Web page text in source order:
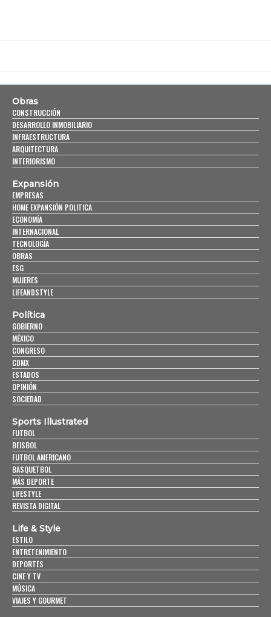
Obras
CONSTRUCCIÓN
DESARROLLO INMOBILIARIO
INFRAESTRUCTURA
ARQUITECTURA
INTERIORISMO
Expansión
EMPRESAS
HOME EXPANSIÓN POLITICA
ECONOMÍA
INTERNACIONAL
TECNOLOGÍA
OBRAS
ESG
MUJERES
LIFEANDSTYLE
Política
GOBIERNO
MÉXICO
CONGRESO
CDMX
ESTADOS
OPINIÓN
SOCIEDAD
Sports Illustrated
FUTBOL
BEISBOL
FUTBOL AMERICANO
BASQUETBOL
MÁS DEPORTE
LIFESTYLE
REVISTA DIGITAL
Life & Style
ESTILO
ENTRETENIMIENTO
DEPORTES
CINE Y TV
MÚSICA
VIAJES Y GOURMET